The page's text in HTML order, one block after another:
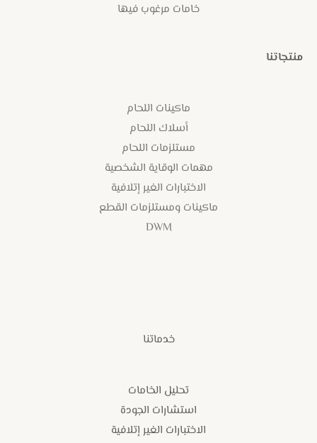
خامات مرغوب فيها
منتجاتنا
ماكينات اللحام
أسلاك اللحام
مستلزمات اللحام
مهمات الوقاية الشخصية
الاختبارات الغير إتلافية
ماكينات ومستلزمات القطع
DWM
خدماتنا
تحليل الخامات
استشارات الجودة
الاختبارات الغير إتلافية